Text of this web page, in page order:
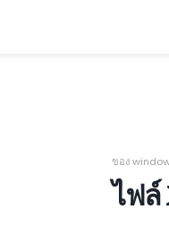
ของ
ไฟล์